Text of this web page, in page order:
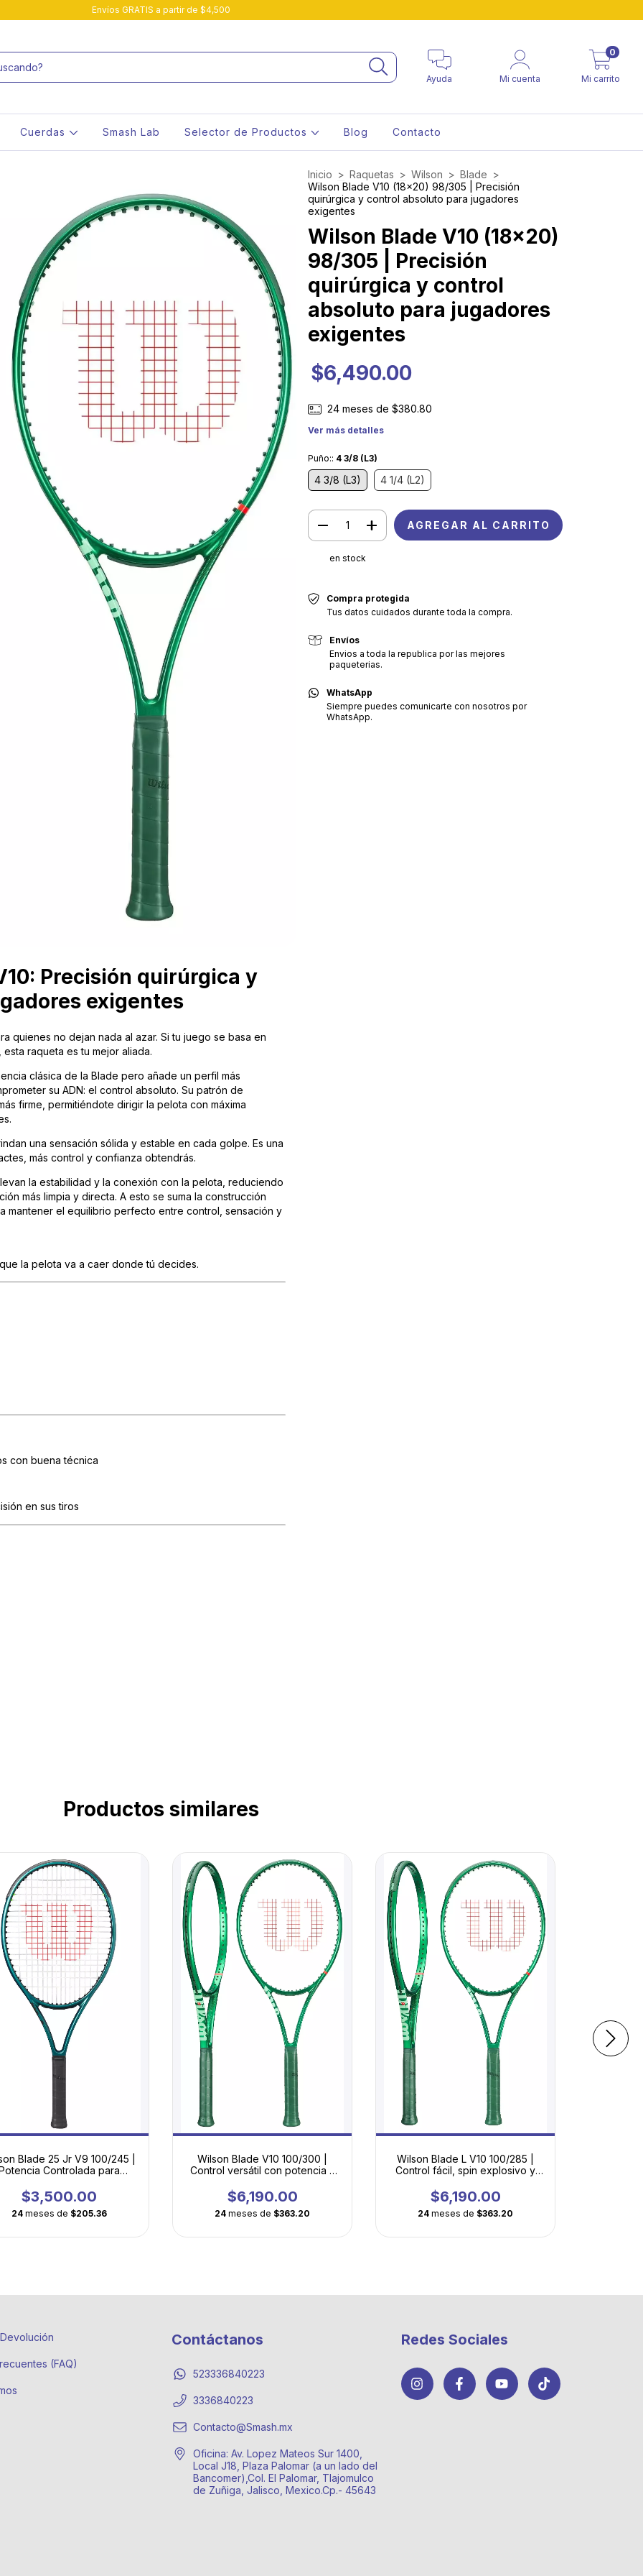
Envíos GRATIS a partir de $4,500
Ayuda Mi cuenta Mi carrito
0
Cuerdas Smash Lab Selector de Productos Blog Contacto
Precisión quirúrgica y
exigentes
quienes no dejan nada al azar. Si tu juego se basa en
raqueta es tu mejor aliada.
clásica de la Blade pero añade un perfil más
su ADN: el control absoluto. Su patrón de
firme, permitiéndote dirigir la pelota con máxima
una sensación sólida y estable en cada golpe. Es una
más control y confianza obtendrás.
la estabilidad y la conexión con la pelota, reduciendo
más limpia y directa. A esto se suma la construcción
mantener el equilibrio perfecto entre control, sensación y
la pelota va a caer donde tú decides.
con buena técnica
en sus tiros
Inicio > Raquetas > Wilson > Blade >
Wilson Blade V10 (18×20) 98/305 | Precisión
quirúrgica y control absoluto para jugadores
exigentes
Wilson Blade V10 (18×20)
98/305 | Precisión
quirúrgica y control
absoluto para jugadores
exigentes
$6,490.00
24 meses de $380.80
Ver más detalles
Puño:: 4 3/8 (L3)
4 3/8 (L3) 4 1/4 (L2)
en stock
Compra protegida
Tus datos cuidados durante toda la compra.
Envíos
Envios a toda la republica por las mejores
paqueterias.
WhatsApp
Siempre puedes comunicarte con nosotros por
WhatsApp.
Productos similares
Blade 25 Jr V9 100/245 |
Controlada para
$3,500.00
24 meses de $205.36
Wilson Blade V10 100/300 |
Control versátil con potencia y
$6,190.00
24 meses de $363.20
Wilson Blade L V10 100/285 |
Control fácil, spin explosivo y
$6,190.00
24 meses de $363.20
(FAQ)
Contáctanos
523336840223
3336840223
Contacto@Smash.mx
Oficina: Av. Lopez Mateos Sur 1400,
Local J18, Plaza Palomar (a un lado del
Bancomer),Col. El Palomar, Tlajomulco
de Zuñiga, Jalisco, Mexico.Cp.- 45643
Redes Sociales